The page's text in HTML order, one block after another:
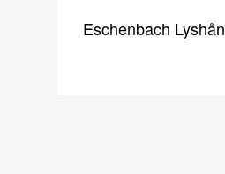
Eschenbach